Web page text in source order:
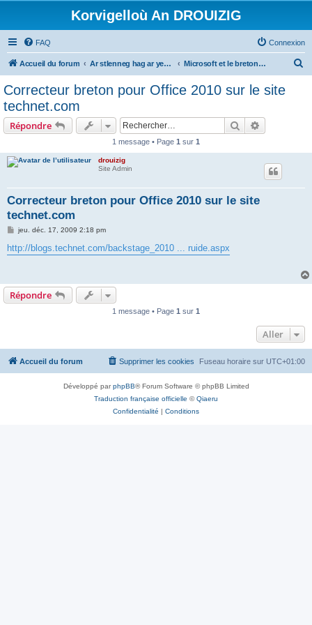
Korvigelloù An DROUIZIG
FAQ Connexion
Accueil du forum Ar stlenneg hag ar yezhoù bihan er bed a-bezh Microsoft et le breton - Microsoft and the Breton language
Correcteur breton pour Office 2010 sur le site
technet.com
Répondre Rechercher
1 message • Page 1 sur 1
drouizig
Site Admin
Correcteur breton pour Office 2010 sur le site
technet.com
M
s
s
jeu. déc. 17, 2009 2:18 pm
http://blogs.technet.com/backstage_2010 ... ruide.aspx
Répondre
1 message • Page 1 sur 1
Aller
Accueil du forum Fuseau horaire sur UTC+01:00
Supprimer les cookies
Développé parphpBB® Forum Software © phpBB Limited
Traduction française officielle ©Qiaeru
Confidentialité | Conditions